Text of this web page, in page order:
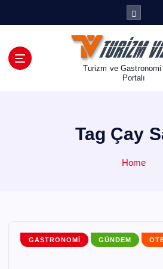
Turizm ve Gastronomi
Portalı
Tag Çay
Home
GASTRONOMI GÜNDEM